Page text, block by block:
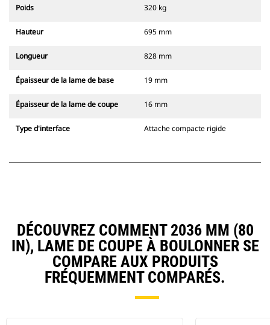
Poids 320 kg
Hauteur 695 mm
Longueur 828 mm
Épaisseur de la lame de base 19 mm
Épaisseur de la lame de coupe 16 mm
Type d'interface Attache compacte rigide
DÉCOUVREZ COMMENT 2036 MM (80
IN), LAME DE COUPE À BOULONNER SE
COMPARE AUX PRODUITS
FRÉQUEMMENT COMPARÉS.